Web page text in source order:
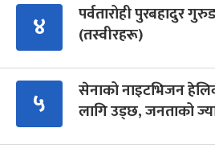
४
पर्वतारोही पुरबहादुर
(तस्वीरहरू)
५
सेनाको नाइटभिजन
लागि उड्छ, जनताको